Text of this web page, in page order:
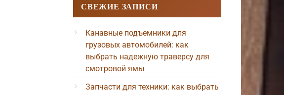
СВЕЖИЕ ЗАПИСИ
Канавные подъемники для
грузовых автомобилей: как
выбрать надежную траверсу для
смотровой ямы
Запчасти для техники: как выбрать